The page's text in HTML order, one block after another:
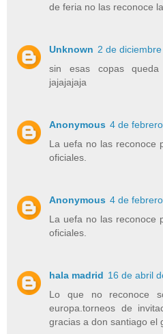
de feria no las reconoce
Unknown 2 de
sin esas copas
jajajajaja
Anonymous 4 de
La uefa no las reconoce
oficiales.
Anonymous 4 de
La uefa no las reconoce
oficiales.
hala madrid 16 de abril
Lo que no reconoce
europa.torneos de
gracias a don santiago el